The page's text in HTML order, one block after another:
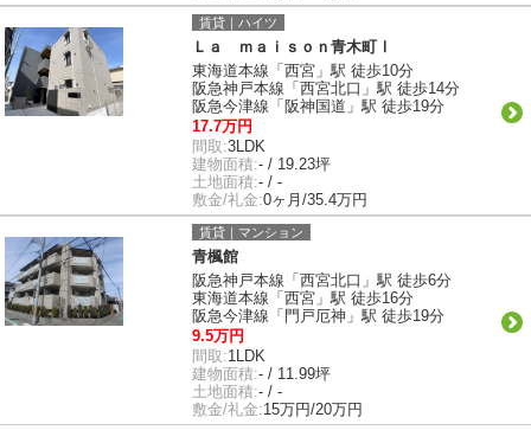
賃貸｜ハイツ
Ｌａ ｍａｉｓｏｎ青木町Ⅰ
東海道本線「西宮」駅 徒歩10分
阪急神戸本線「西宮北口」駅 徒歩14分
阪急今津線「阪神国道」駅 徒歩19分
17.7万円
間取:3LDK
建物面積:- / 19.23坪
土地面積:- / -
敷金/礼金:0ヶ月/35.4万円
賃貸｜マンション
青楓館
阪急神戸本線「西宮北口」駅 徒歩6分
東海道本線「西宮」駅 徒歩16分
阪急今津線「門戸厄神」駅 徒歩19分
9.5万円
間取:1LDK
建物面積:- / 11.99坪
土地面積:- / -
敷金/礼金:15万円/20万円